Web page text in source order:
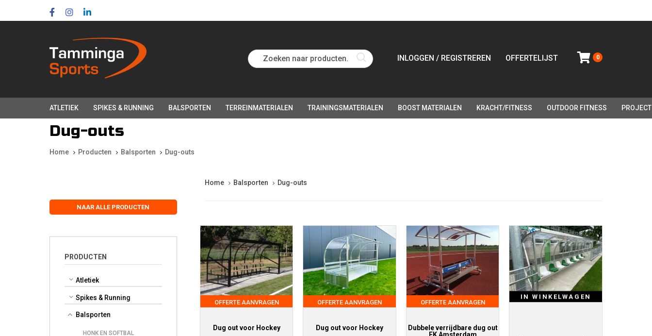
Zoeken naar producten... INLOGGEN / REGISTREREN OFFERTELIJST 0
ATLETIEK SPIKES & RUNNING BALSPORTEN TERREINMATERIALEN TRAININGSMATERIALEN BOOST MATERIALEN KRACHT/FITNESS OUTDOOR FITNESS
Dug-outs
Home Producten Balsporten Dug-outs
NAAR ALLE PRODUCTEN
PRODUCTEN
Atletiek
Spikes & Running
Balsporten
HONK EN SOFTBAL
Home Balsporten Dug-outs
OFFERTE AANVRAGEN
Dug out voor Hockey
OFFERTE AANVRAGEN
Dug out voor Hockey
OFFERTE AANVRAGEN
Dubbele verrijdbare dug out
IN WINKELWAGEN